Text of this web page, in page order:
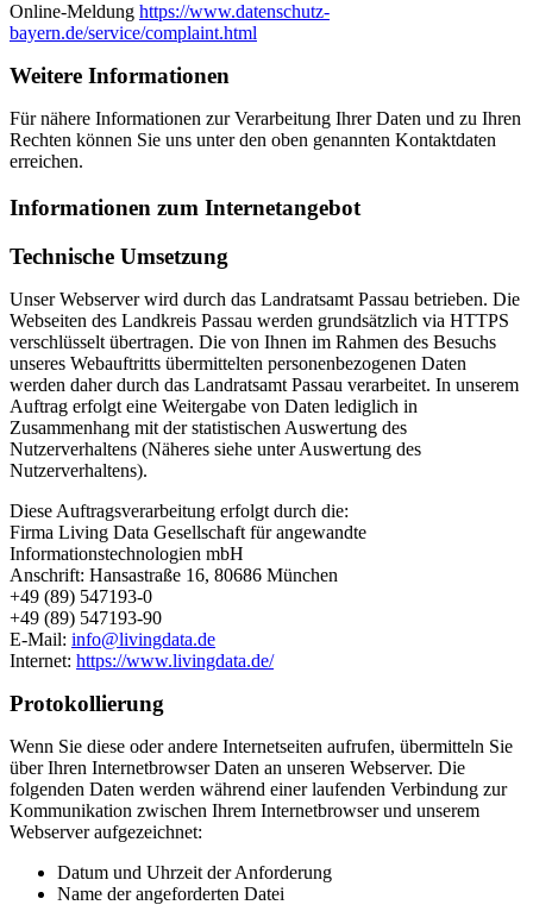
Online-Meldung https://www.datenschutz-
bayern.de/service/complaint.html
Weitere Informationen
Für nähere Informationen zur Verarbeitung Ihrer Daten und zu Ihren
Rechten können Sie uns unter den oben genannten Kontaktdaten
erreichen.
Informationen zum Internetangebot
Technische Umsetzung
Unser Webserver wird durch das Landratsamt Passau betrieben. Die
Webseiten des Landkreis Passau werden grundsätzlich via HTTPS
verschlüsselt übertragen. Die von Ihnen im Rahmen des Besuchs
unseres Webauftritts übermittelten personenbezogenen Daten
werden daher durch das Landratsamt Passau verarbeitet. In unserem
Auftrag erfolgt eine Weitergabe von Daten lediglich in
Zusammenhang mit der statistischen Auswertung des
Nutzerverhaltens (Näheres siehe unter Auswertung des
Nutzerverhaltens).
Diese Auftragsverarbeitung erfolgt durch die:
Firma Living Data Gesellschaft für angewandte
Informationstechnologien mbH
Anschrift: Hansastraße 16, 80686 München
+49 (89) 547193-0
+49 (89) 547193-90
E-Mail: info@livingdata.de
Internet: https://www.livingdata.de/
Protokollierung
Wenn Sie diese oder andere Internetseiten aufrufen, übermitteln Sie
über Ihren Internetbrowser Daten an unseren Webserver. Die
folgenden Daten werden während einer laufenden Verbindung zur
Kommunikation zwischen Ihrem Internetbrowser und unserem
Webserver aufgezeichnet:
Datum und Uhrzeit der Anforderung
Name der angeforderten Datei